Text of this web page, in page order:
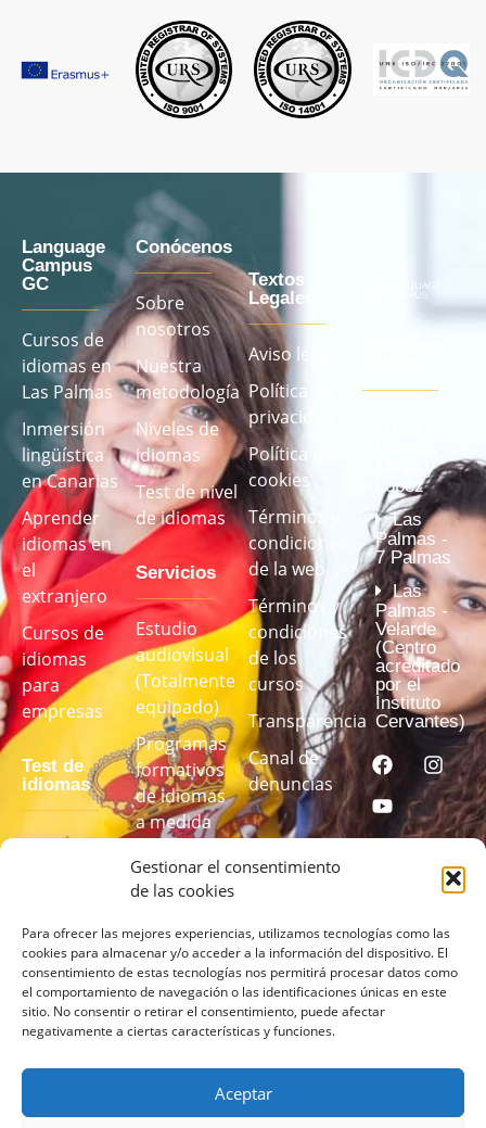
Gestionar el consentimiento
de las cookies
Para ofrecer las mejores experiencias, utilizamos tecnologías como las
cookies para almacenar y/o acceder a la información del dispositivo. El
consentimiento de estas tecnologías nos permitirá procesar datos como
el comportamiento de navegación o las identificaciones únicas en este
sitio. No consentir o retirar el consentimiento, puede afectar
negativamente a ciertas características y funciones.
Aceptar
Language
Campus
GC
Cursos de
idiomas en
Las Palmas
Inmersión
lingüística
en Canarias
Aprender
idiomas en
el
extranjero
Cursos de
idiomas
para
empresas
Test de
idiomas
para
conocer tu
nivel
REALIZA
AQUÍ
Conócenos
Sobre
nosotros
Nuestra
metodología
Niveles de
idiomas
Test de nivel
de idiomas
Servicios
Estudio
audiovisual
(Totalmente
equipado)
Programas
formativos
de idiomas
a medida
Textos
Legales
Aviso legal
Política de
privacidad
Política de
cookies
Términos y
condiciones
de la web
Términos y
condiciones
de los
cursos
Transparencia
Canal de
denuncias
Mesa y
López
Las
Palmas -
7 Palmas
Las
Palmas -
Velarde
(Centro
acreditado
por el
Instituto
Cervantes)